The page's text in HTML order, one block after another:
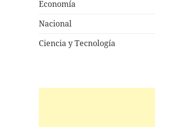
Economía
Nacional
Ciencia y Tecnología